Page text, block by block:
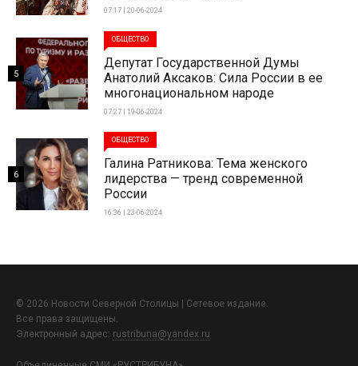
07:17 | 20-06-2024
ОБЩЕСТВО
Депутат Государственной Думы
Анатолий Аксаков: Сила России в ее
многонациональном народе
07:27 | 19-06-2024
5
ОБЩЕСТВО
Галина Ратникова: Тема женского
лидерства — тренд современной
России
16:36 | 23-06-2024
6
© 2026 Новости Северной Столицы | Сетевое издание.
Все права защищены.
Электронный адрес: rustribuna@yandex.ru